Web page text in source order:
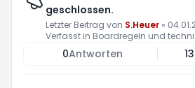
geschlossen.
Letzter Beitrag von S.Heuer »
Verfasst in Boardregeln und
0Antworten